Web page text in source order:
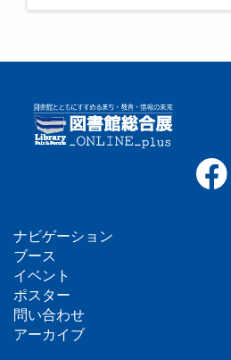
フ
ッ
タ
ナビゲーション
ブース
イベント
ポスター
問い合わせ
アーカイブ